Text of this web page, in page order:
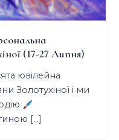
(17-27 Липня)
ювілейна
Золотухіної і ми
[…]